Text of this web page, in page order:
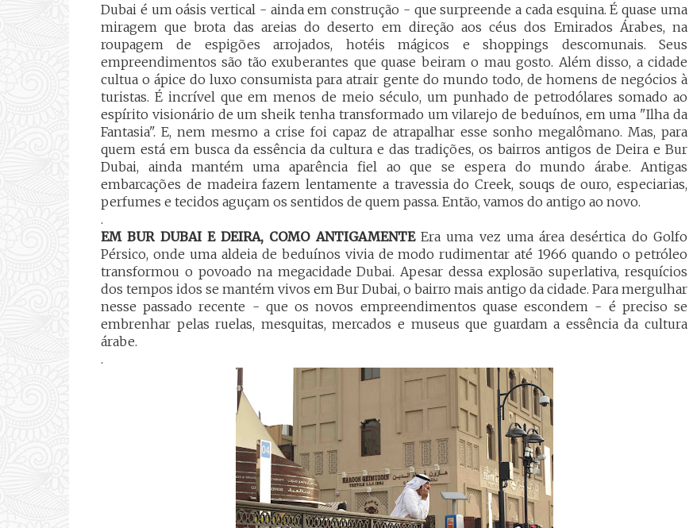
Dubai é um oásis vertical - ainda em construção - que surpreende a cada esquina. É quase uma
miragem que brota das areias do deserto em direção aos céus dos Emirados Árabes, na
roupagem de espigões arrojados, hotéis mágicos e shoppings descomunais. Seus
empreendimentos são tão exuberantes que quase beiram o mau gosto. Além disso, a cidade
cultua o ápice do luxo consumista para atrair gente do mundo todo, de homens de negócios à
turistas. É incrível que em menos de meio século, um punhado de petrodólares somado ao
espírito visionário de um sheik tenha transformado um vilarejo de beduínos, em uma "Ilha da
Fantasia". E, nem mesmo a crise foi capaz de atrapalhar esse sonho megalômano. Mas, para
quem está em busca da essência da cultura e das tradições, os bairros antigos de Deira e Bur
Dubai, ainda mantém uma aparência fiel ao que se espera do mundo árabe. Antigas
embarcações de madeira fazem lentamente a travessia do Creek, souqs de ouro, especiarias,
perfumes e tecidos aguçam os sentidos de quem passa. Então, vamos do antigo ao novo.
.
EM BUR DUBAI E DEIRA, COMO ANTIGAMENTEEra uma vez uma área desértica do Golfo
Pérsico, onde uma aldeia de beduínos vivia de modo rudimentar até 1966 quando o petróleo
transformou o povoado na megacidade Dubai. Apesar dessa explosão superlativa, resquícios
dos tempos idos se mantém vivos em Bur Dubai, o bairro mais antigo da cidade. Para mergulhar
nesse passado recente - que os novos empreendimentos quase escondem - é preciso se
embrenhar pelas ruelas, mesquitas, mercados e museus que guardam a essência da cultura
árabe.
.